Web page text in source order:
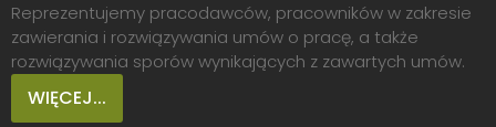
Reprezentujemy pracodawców, pracowników w zakresie
zawierania i rozwiązywania umów o pracę, a także
rozwiązywania sporów wynikających z zawartych umów.
WIĘCEJ...